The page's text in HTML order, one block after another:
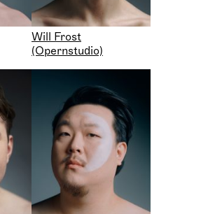
Will Frost
(Opernstudio)